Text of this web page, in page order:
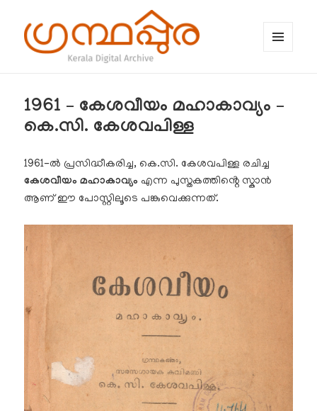
1961 – കേശവീയം മഹാകാവ്യം –
കെ.സി. കേശവപിള്ള
1961-ൽ പ്രസിദ്ധീകരിച്ച, കെ.സി. കേശവപിള്ള രചിച്ച
കേശവീയം മഹാകാവ്യം എന്ന പുസ്തകത്തിൻ്റെ സ്കാൻ
ആണ് ഈ പോസ്റ്റിലൂടെ പങ്കുവെക്കുന്നത്.